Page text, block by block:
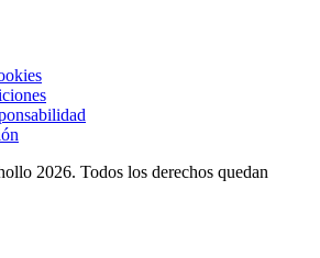
2026. Todos los derechos quedan